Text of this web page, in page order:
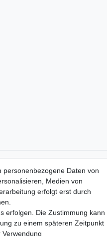
personenbezogene Daten von
Medien von
erfolgt erst durch
erfolgen. Die Zustimmung kann
zu einem späteren Zeitpunkt